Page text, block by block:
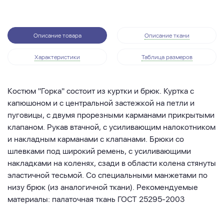
Описание товара Описание ткани
Характеристики Таблица размеров
Костюм "Горка" состоит из куртки и брюк. Куртка с
капюшоном и с центральной застежкой на петли и
пуговицы, с двумя прорезными карманами прикрытыми
клапаном. Рукав втачной, с усиливающим налокотником
и накладным карманами с клапанами. Брюки со
шлевками под широкий ремень, с усиливающими
накладками на коленях, сзади в области колена стянуты
эластичной тесьмой. Со специальными манжетами по
низу брюк (из аналогичной ткани). Рекомендуемые
материалы: палаточная ткань ГОСТ 25295-2003